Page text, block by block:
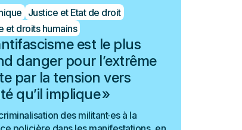
Justice et Etat de droit
et droits humains
est le plus
danger pour l’extrême
par la tension vers
qu’il implique »
des militant·es à la